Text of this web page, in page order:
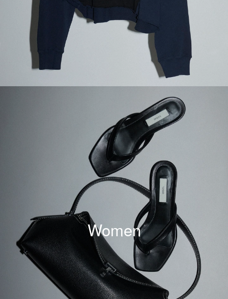
Women